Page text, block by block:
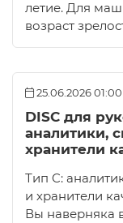
летие. Для
возраст
25.06.2026 01:00
DISC для
аналитики,
хранители
Тип C:
и хранители
Вы наверняка